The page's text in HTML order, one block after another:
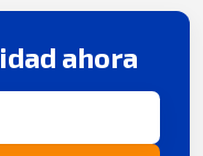
ahora